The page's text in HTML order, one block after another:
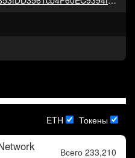
ETH Токены
Всего 233,210